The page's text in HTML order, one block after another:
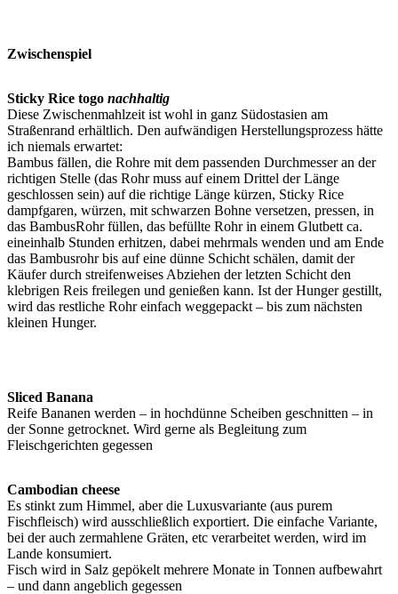
Zwischenspiel
Sticky Rice togo nachhaltig
Diese Zwischenmahlzeit ist wohl in ganz Südostasien am
Straßenrand erhältlich. Den aufwändigen Herstellungsprozess hätte
ich niemals erwartet:
Bambus fällen, die Rohre mit dem passenden Durchmesser an der
richtigen Stelle (das Rohr muss auf einem Drittel der Länge
geschlossen sein) auf die richtige Länge kürzen, Sticky Rice
dampfgaren, würzen, mit schwarzen Bohne versetzen, pressen, in
das BambusRohr füllen, das befüllte Rohr in einem Glutbett ca.
eineinhalb Stunden erhitzen, dabei mehrmals wenden und am Ende
das Bambusrohr bis auf eine dünne Schicht schälen, damit der
Käufer durch streifenweises Abziehen der letzten Schicht den
klebrigen Reis freilegen und genießen kann. Ist der Hunger gestillt,
wird das restliche Rohr einfach weggepackt – bis zum nächsten
kleinen Hunger.
Sliced Banana
Reife Bananen werden – in hochdünne Scheiben geschnitten – in
der Sonne getrocknet. Wird gerne als Begleitung zum
Fleischgerichten gegessen
Cambodian cheese
Es stinkt zum Himmel, aber die Luxusvariante (aus purem
Fischfleisch) wird ausschließlich exportiert. Die einfache Variante,
bei der auch zermahlene Gräten, etc verarbeitet werden, wird im
Lande konsumiert.
Fisch wird in Salz gepökelt mehrere Monate in Tonnen aufbewahrt
– und dann angeblich gegessen